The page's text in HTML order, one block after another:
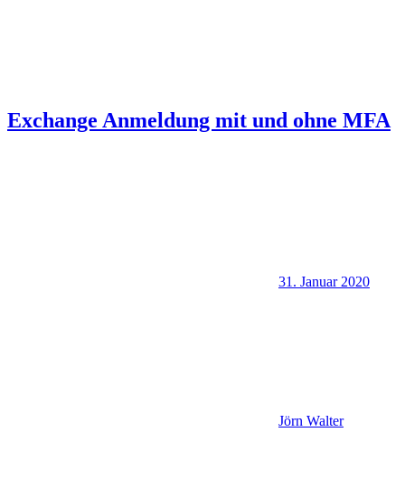
Exchange Anmeldung mit und ohne MFA
31. Januar 2020
Jörn Walter